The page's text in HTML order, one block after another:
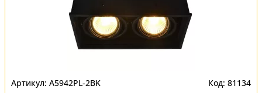
A5942PL-2BK 81134